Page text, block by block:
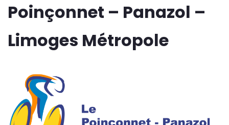
Poinçonnet – Panazol –
Limoges Métropole